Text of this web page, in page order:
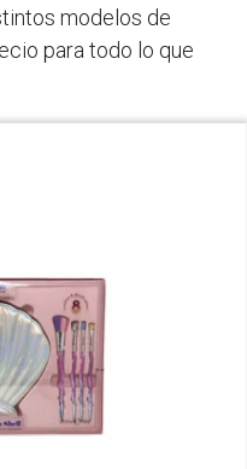
modelos de
para todo lo que